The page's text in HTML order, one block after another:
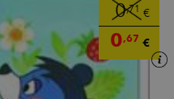
0,71 €
0,67 €